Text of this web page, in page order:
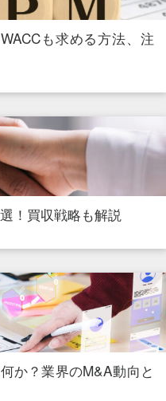
も求める方法、注
！買収戦略も解説
か？業界のM&A動向と